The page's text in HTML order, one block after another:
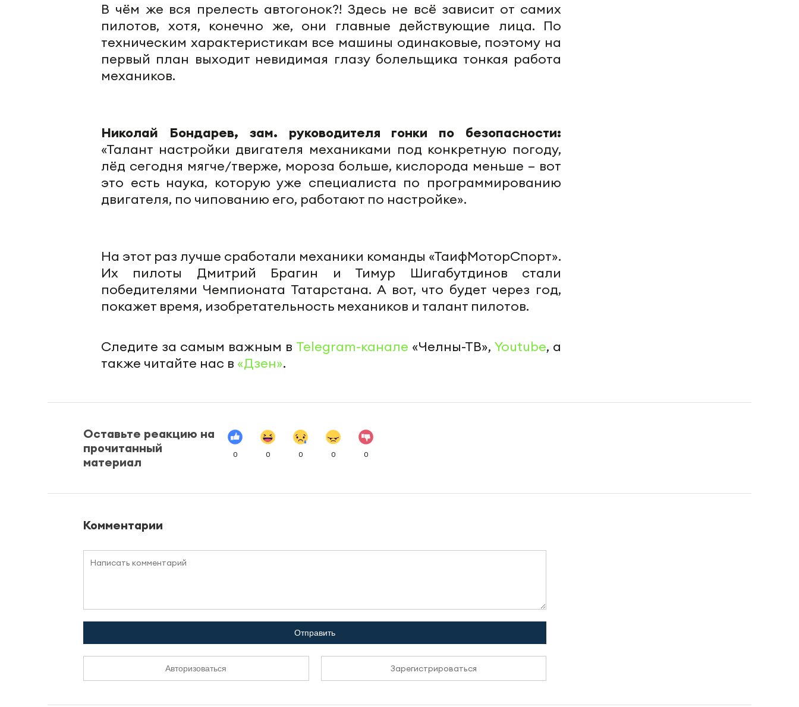
В чём же вся прелесть автогонок?! Здесь не всё зависит от самих
пилотов, хотя, конечно же, они главные действующие лица. По
техническим характеристикам все машины одинаковые, поэтому на
первый план выходит невидимая глазу болельщика тонкая работа
механиков.
Николай Бондарев, зам. руководителя гонки по безопасности:
«Талант настройки двигателя механиками под конкретную погоду,
лёд сегодня мягче/тверже, мороза больше, кислорода меньше – вот
это есть наука, которую уже специалиста по программированию
двигателя, по чипованию его, работают по настройке».
На этот раз лучше сработали механики команды «ТаифМоторСпорт».
Их пилоты Дмитрий Брагин и Тимур Шигабутдинов стали
победителями Чемпионата Татарстана. А вот, что будет через год,
покажет время, изобретательность механиков и талант пилотов.
Следите за самым важным в Telegram-канале «Челны-ТВ», Youtube, а
также читайте нас в «Дзен».
Оставьте реакцию на
прочитанный
материал
0 0 0 0 0
Комментарии
Отправить
Авторизоваться Зарегистрироваться